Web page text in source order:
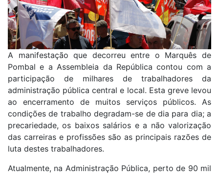
A manifestação que decorreu entre o Marquês de
Pombal e a Assembleia da República contou com a
participação de milhares de trabalhadores da
administração pública central e local. Esta greve levou
ao encerramento de muitos serviços públicos. As
condições de trabalho degradam-se de dia para dia; a
precariedade, os baixos salários e a não valorização
das carreiras e profissões são as principais razões de
luta destes trabalhadores.
Atualmente, na Administração Pública, perto de 90 mil